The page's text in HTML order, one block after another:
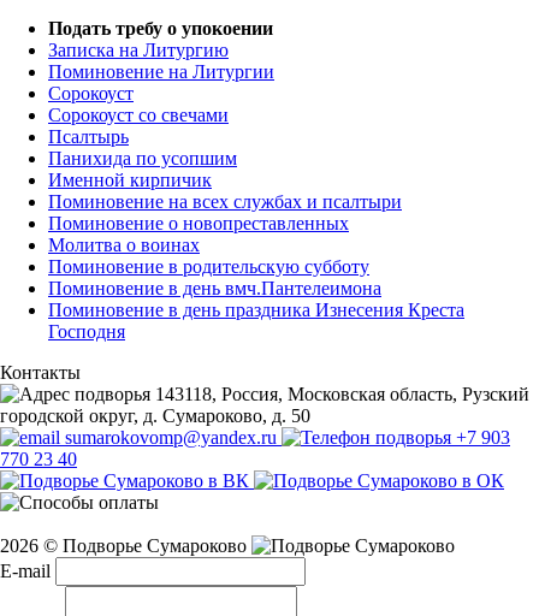
Подать требу о упокоении
Записка на Литургию
Поминовение на Литургии
Сорокоуст
Сорокоуст со свечами
Псалтырь
Панихида по усопшим
Именной кирпичик
Поминовение на всех службах и псалтыри
Поминовение о новопреставленных
Молитва о воинах
Поминовение в родительскую субботу
Поминовение в день вмч.Пантелеимона
Поминовение в день праздника Изнесения Креста
Господня
Контакты
143118, Россия, Московская область, Рузский
городской округ, д. Сумароково, д. 50
sumarokovomp@yandex.ru
+7 903
770 23 40
2026 © Подворье Сумароково
E-mail